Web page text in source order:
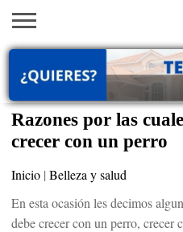
AYUDAS
ECONÓMICAS
VACANTES
EN EEUU
SACA
TU
EMPLEOS
TRÁMITES
PRÉSTAMOS
CURSOS
HOGAR
BELLEZA
Razones por las
crecer con un perro
Inicio | Belleza y salud
En esta ocasión les decimos
debe crecer con un perro, crecer